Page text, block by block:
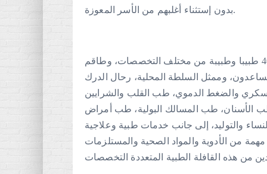
بدون إستثناء أغلبهم من الأسر المعوزة.
وقد أشرف على هذه القافلة الطبية، طاقم طبي فاق 40 طبيبا وطبيبة من مختلف التخصصات، وطاقم
وممثل السلطة المحلية، رحال الدرك
والضغط الدموي، طب القلب والشرايين
الأسنان، طب المسالك البولية، طب أمراض
والتوليد، إلى جانب خدمات طبية وعلاجية
من الأدوية والمواد الصحية والمستلزمات